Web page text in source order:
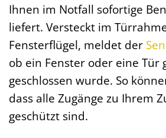
Ihnen im Notfall sofortige
liefert. Versteckt im
Fensterflügel, meldet der
ob ein Fenster oder eine Tür
geschlossen wurde. So
dass alle Zugänge zu Ihrem
geschützt sind.